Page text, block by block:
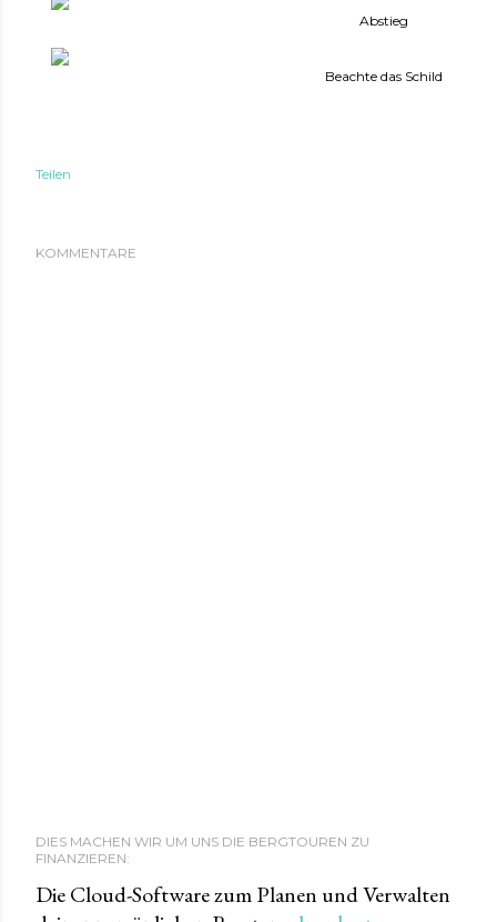
Abstieg
Beachte das Schild
Teilen
KOMMENTARE
DIES MACHEN WIR UM UNS DIE BERGTOUREN ZU
FINANZIEREN:
Die Cloud-Software zum Planen und Verwalten